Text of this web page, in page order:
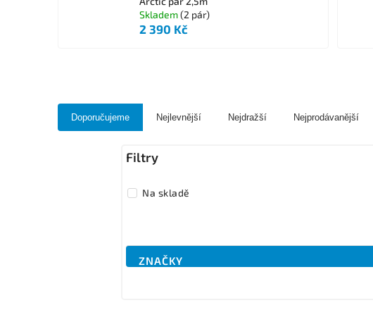
Skladem(2 pár)
2 390 Kč
Doporučujeme Nejlevnější Nejdražší Nejprodávanější
Na skladě
ZNAČKY